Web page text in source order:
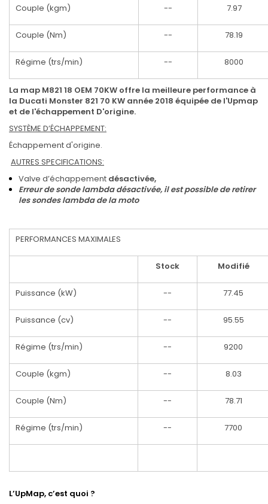
Couple (kgm) -- 7.97
Couple (Nm) -- 78.19
Régime (trs/min) -- 8000
La map M821 18 OEM 70KW offre la meilleure performance à
la Ducati Monster 821 70 KW année 2018 équipée de l'Upmap
et de l'échappement D'origine.
SYSTÈME D’ÉCHAPPEMENT:
Échappement d'origine.
AUTRES SPECIFICATIONS:
Valve d’échappement désactivée,
Erreur de sonde lambda désactivée, il est possible de retirer
les sondes lambda de la moto
PERFORMANCES MAXIMALES
Stock Modifié
Puissance (kW) -- 77.45
Puissance (cv) -- 95.55
Régime (trs/min) -- 9200
Couple (kgm) -- 8.03
Couple (Nm) -- 78.71
Régime (trs/min) -- 7700
L’UpMap, c’est quoi ?